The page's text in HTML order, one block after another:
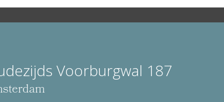
Voorburgwal 187